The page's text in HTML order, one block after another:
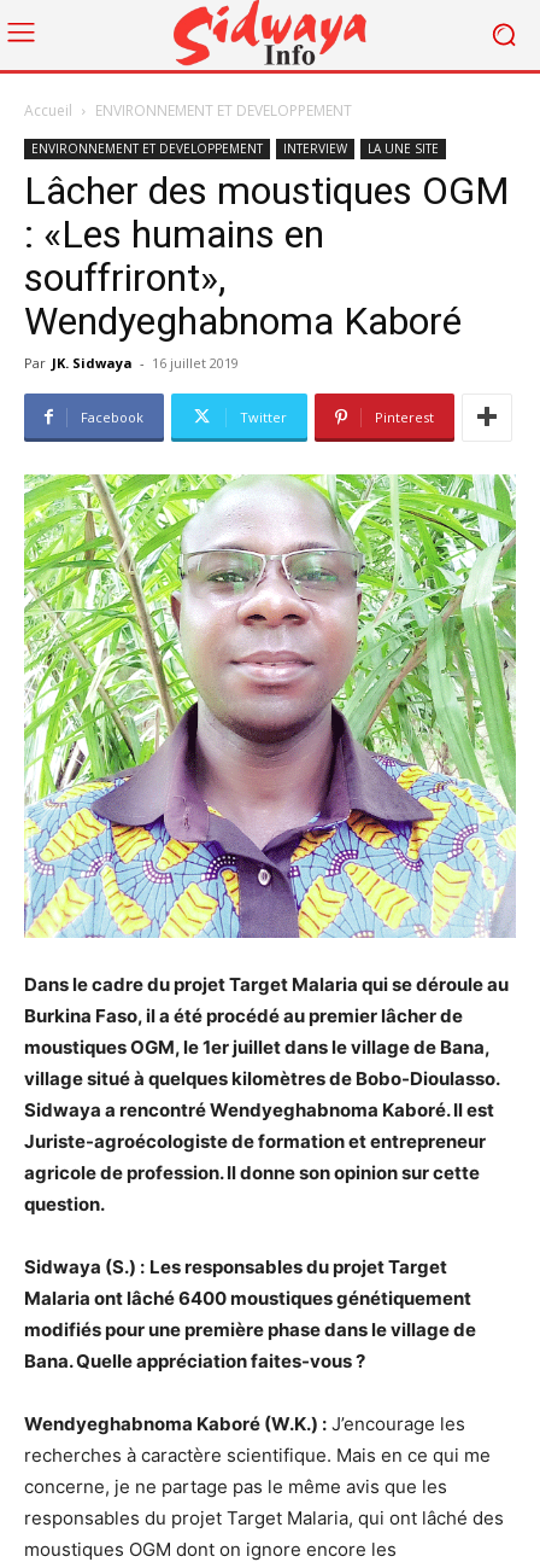
Accueil ENVIRONNEMENT ET DEVELOPPEMENT
ENVIRONNEMENT ET DEVELOPPEMENT INTERVIEW LA UNE SITE
Lâcher des moustiques OGM
: «Les humains en
souffriront»,
Wendyeghabnoma Kaboré
Par JK. Sidwaya - 16 juillet 2019
Facebook Twitter Pinterest
Dans le cadre du projet Target Malaria qui se déroule au
Burkina Faso, il a été procédé au premier lâcher de
moustiques OGM, le 1er juillet dans le village de Bana,
village situé à quelques kilomètres de Bobo-Dioulasso.
Sidwaya a rencontré Wendyeghabnoma Kaboré. Il est
Juriste-agroécologiste de formation et entrepreneur
agricole de profession. Il donne son opinion sur cette
question.
Sidwaya (S.) : Les responsables du projet Target
Malaria ont lâché 6400 moustiques génétiquement
modifiés pour une première phase dans le village de
Bana. Quelle appréciation faites-vous ?
Wendyeghabnoma Kaboré (W.K.) : J’encourage les
recherches à caractère scientifique. Mais en ce qui me
concerne, je ne partage pas le même avis que les
responsables du projet Target Malaria, qui ont lâché des
moustiques OGM dont on ignore encore les